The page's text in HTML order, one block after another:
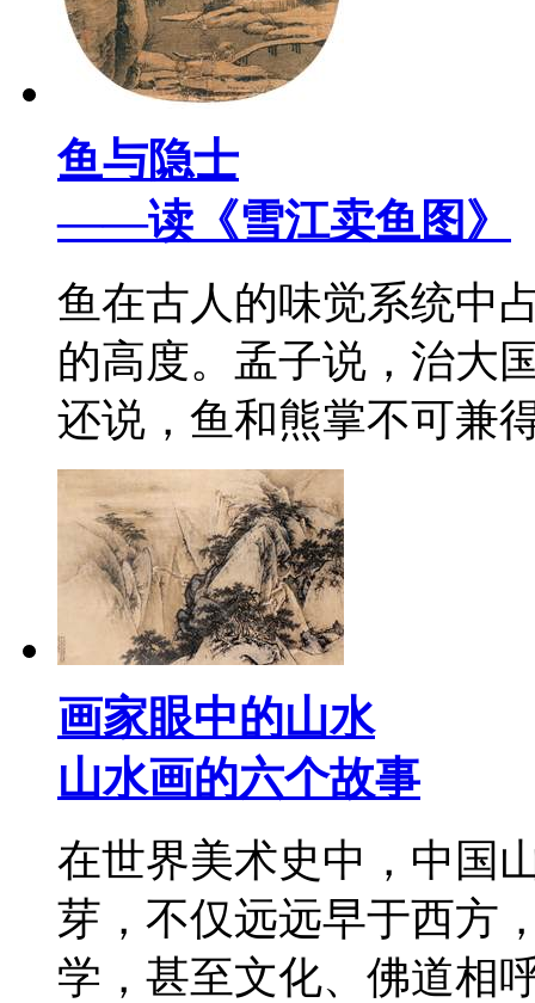
鱼与隐士
——读《雪江卖鱼图》
鱼在古人的味觉系统中
的高度。孟子说，治大
还说，鱼和熊掌不可
画家眼中的山水
山水画的六个故事
在世界美术史中，中国
芽，不仅远远早于西方
学，甚至文化、佛道